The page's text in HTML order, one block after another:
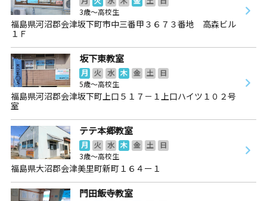
3歳～高校生
福島県河沼郡会津坂下町市中三番甲３６７３番地 高森ビル
１Ｆ
坂下東教室
月 火 水 木 金 土
日
5歳～高校生
福島県河沼郡会津坂下町上口５１７－１上口ハイツ１０２号
室
テテ本郷教室
月 火 水 木 金 土
日
3歳～高校生
福島県大沼郡会津美里町新町１６４ー１
門田飯寺教室